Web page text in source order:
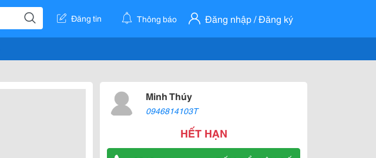
Đăng tin Thông báo Đăng nhập / Đăng ký
Minh Thúy
0946814103T
HẾT HẠN